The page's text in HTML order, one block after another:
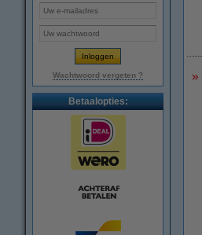
Wachtwoord vergeten ?
Betaalopties: